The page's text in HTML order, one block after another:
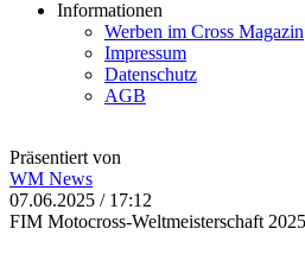
Informationen
Werben im Cross Magazin
Impressum
Datenschutz
AGB
Präsentiert von
WM News
07.06.2025 / 17:12
FIM Motocross-Weltmeisterschaft